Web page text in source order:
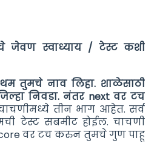
जेवण स्वाध्याय / टेस्ट कशी
तुमचे नाव लिहा. शाळेसाठी
निवडा. नंतर next वर टच
तीन भाग आहेत. सर्व
टेस्ट सबमीट होईल. चाचणी
वर टच करुन तुमचे गुण पाहू